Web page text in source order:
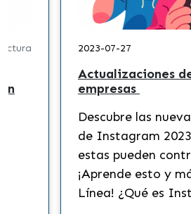
2023-07-27
Actualizaciones
empresas
Descubre las
de Instagram
estas pueden
¡Aprende esto y
Línea! ¿Qué es